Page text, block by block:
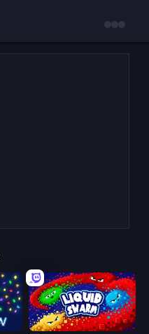
Liquid Swarm